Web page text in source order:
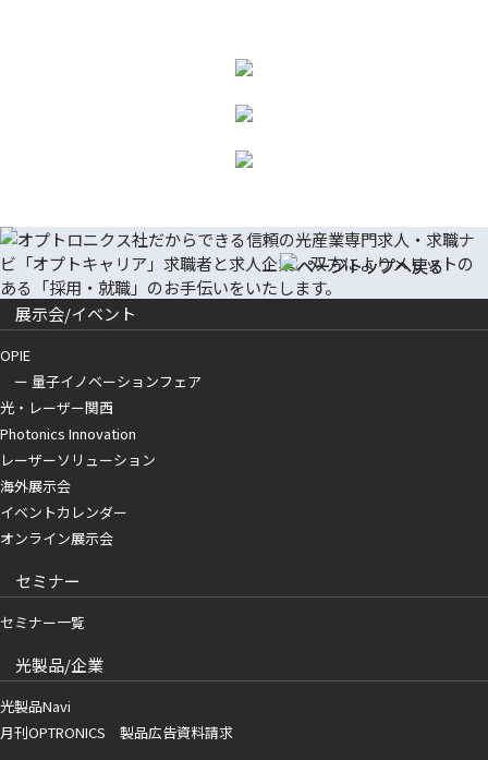
展示会/イベント
OPIE
ー 量子イノベーションフェア
光・レーザー関西
Photonics Innovation
レーザーソリューション
海外展示会
イベントカレンダー
オンライン展示会
セミナー
セミナー一覧
光製品/企業
光製品Navi
月刊OPTRONICS 製品広告資料請求